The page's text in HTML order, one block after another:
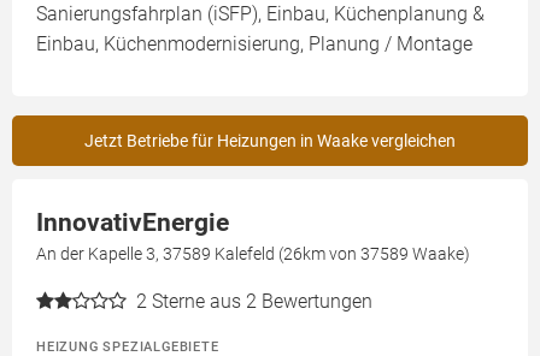
Sanierungsfahrplan (iSFP), Einbau, Küchenplanung &
Einbau, Küchenmodernisierung, Planung / Montage
Jetzt Betriebe für Heizungen in Waake vergleichen
InnovativEnergie
An der Kapelle 3, 37589 Kalefeld (26km von 37589 Waake)
2 Sterne aus 2 Bewertungen
HEIZUNG SPEZIALGEBIETE